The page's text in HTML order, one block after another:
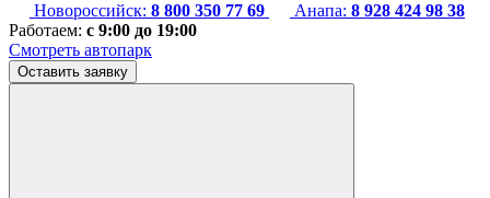
Новороссийск: 8 800 350 77 69 Анапа: 8 928 424 98 38
Работаем: с 9:00 до 19:00
Смотреть автопарк
Оставить заявку